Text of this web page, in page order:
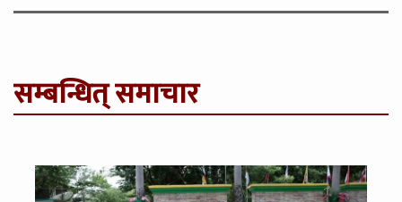
सम्बन्धित् समाचार